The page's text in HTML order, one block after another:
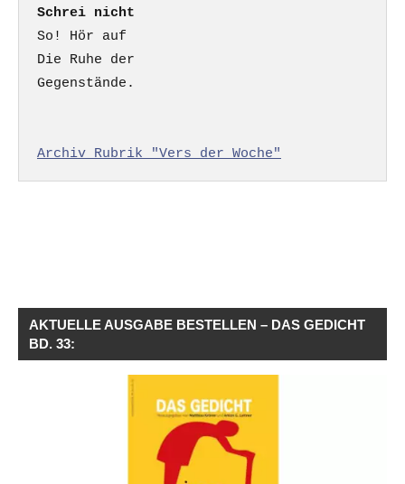
Schrei nicht
So! Hör auf
Die Ruhe der
Gegenstände.
Archiv Rubrik "Vers der Woche"
AKTUELLE AUSGABE BESTELLEN – DAS GEDICHT
BD. 33: